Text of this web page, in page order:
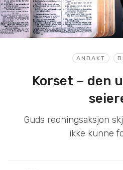
ANDAKT
Korset – den
Guds redningsaksjon
ikke kunne